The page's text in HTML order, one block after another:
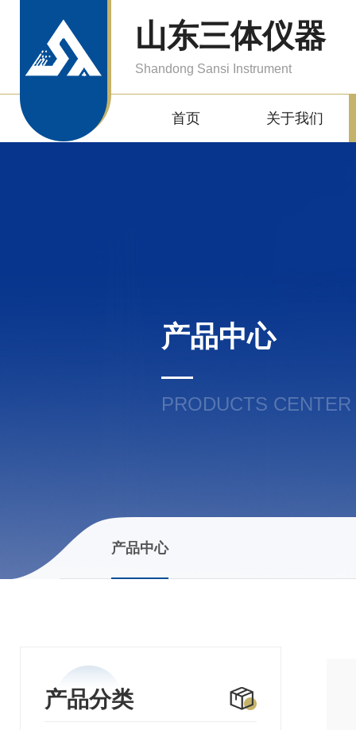
山东三体仪器
Shandong Sansi Instrument
首页 关于我们
产品中心
PRODUCTS CENTER
产品中心
产品分类